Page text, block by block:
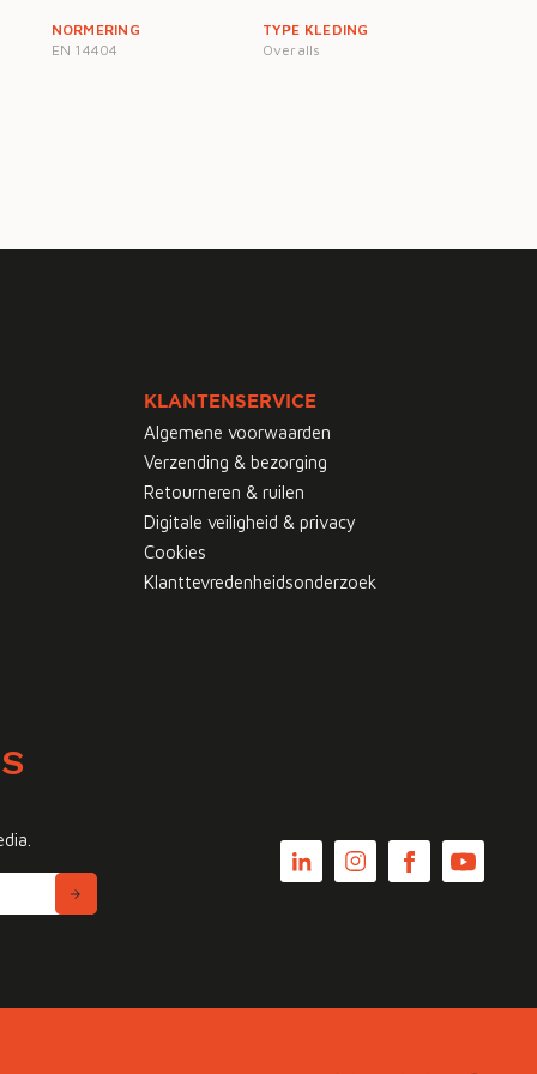
NORMERING
EN 14404
TYPE KLEDING
Overalls
KLANTENSERVICE
Algemene voorwaarden
Verzending & bezorging
Retourneren & ruilen
Digitale veiligheid & privacy
Cookies
Klanttevredenheidsonderzoek